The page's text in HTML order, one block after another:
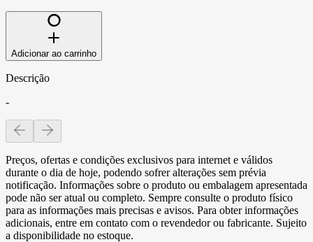
Adicionar ao carrinho
Descrição
-
Preços, ofertas e condições exclusivos para internet e válidos
durante o dia de hoje, podendo sofrer alterações sem prévia
notificação. Informações sobre o produto ou embalagem apresentada
pode não ser atual ou completo. Sempre consulte o produto físico
para as informações mais precisas e avisos. Para obter informações
adicionais, entre em contato com o revendedor ou fabricante. Sujeito
a disponibilidade no estoque.